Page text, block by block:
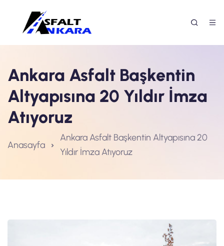
Ankara Asfalt Başkentin
Altyapısına 20 Yıldır İmza
Atıyoruz
Anasayfa
Ankara Asfalt Başkentin Altyapısına 20
Yıldır İmza Atıyoruz